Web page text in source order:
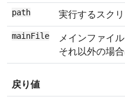
path 実行するスク
mainFile メインファイ
それ以外の場
戻り値